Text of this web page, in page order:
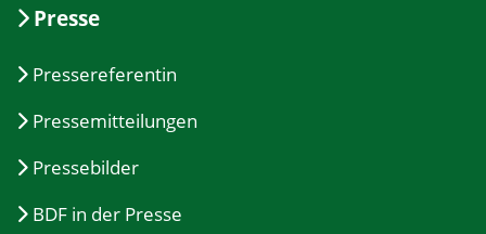
Presse
Pressereferentin
Pressemitteilungen
Pressebilder
BDF in der Presse